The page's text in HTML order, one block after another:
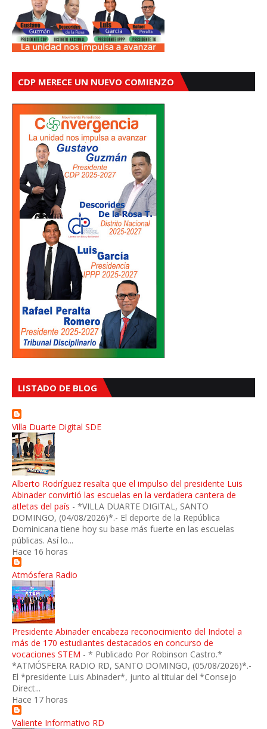
CDP MERECE UN NUEVO COMIENZO
LISTADO DE BLOG
Villa Duarte Digital SDE
Alberto Rodríguez resalta que el impulso del presidente Luis
Abinader convirtió las escuelas en la verdadera cantera de
atletas del país - *VILLA DUARTE DIGITAL, SANTO
DOMINGO, (04/08/2026)*.- El deporte de la República
Dominicana tiene hoy su base más fuerte en las escuelas
públicas. Así lo...
Hace 16 horas
Atmósfera Radio
Presidente Abinader encabeza reconocimiento del Indotel a
más de 170 estudiantes destacados en concurso de
vocaciones STEM - * Publicado Por Robinson Castro.*
*ATMÓSFERA RADIO RD, SANTO DOMINGO, (05/08/2026)*.-
El *presidente Luis Abinader*, junto al titular del *Consejo
Direct...
Hace 17 horas
Valiente Informativo RD